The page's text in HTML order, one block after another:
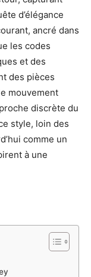
d’élégance
ancré dans
les codes
et des
des pièces
mouvement
discrète du
style, loin des
comme un
à une